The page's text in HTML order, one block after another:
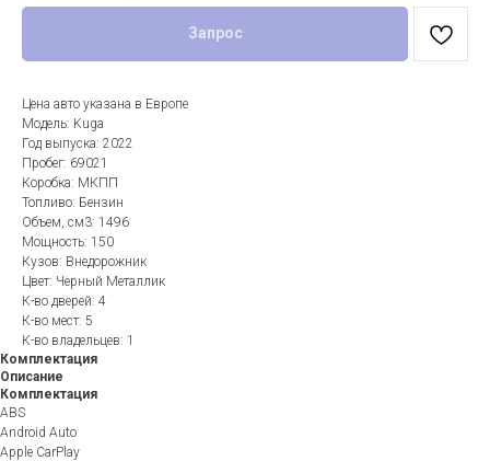
Запрос
Цена авто указана в Европе
Модель: Kuga
Год выпуска: 2022
Пробег: 69021
Коробка: МКПП
Топливо: Бензин
Объем, см3: 1496
Мощность: 150
Кузов: Внедорожник
Цвет: Черный Металлик
К-во дверей: 4
К-во мест: 5
К-во владельцев: 1
Комплектация
Описание
Комплектация
ABS
Android Auto
Apple CarPlay